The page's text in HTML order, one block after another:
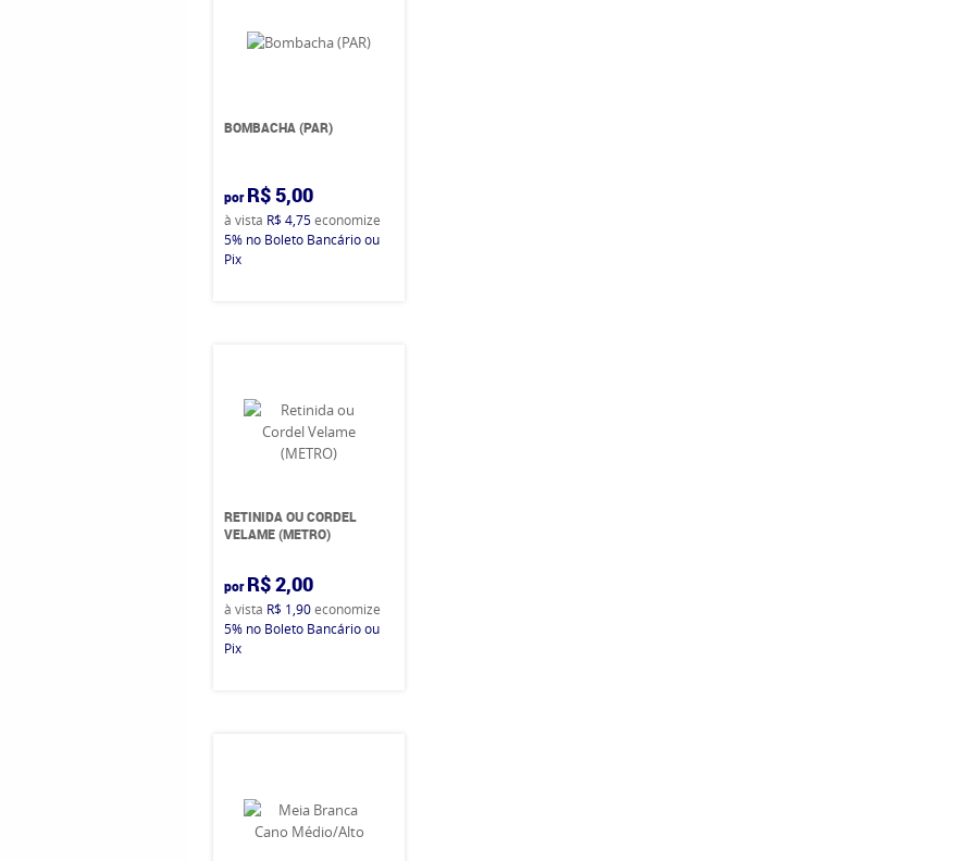
BOMBACHA (PAR)
por R$ 5,00
à vista R$ 4,75economize
5% no Boleto Bancário ou
Pix
RETINIDA OU CORDEL
VELAME (METRO)
por R$ 2,00
à vista R$ 1,90economize
5% no Boleto Bancário ou
Pix